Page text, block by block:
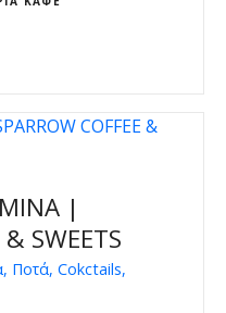
|
SWEETS
Ποτά, Cokctails,